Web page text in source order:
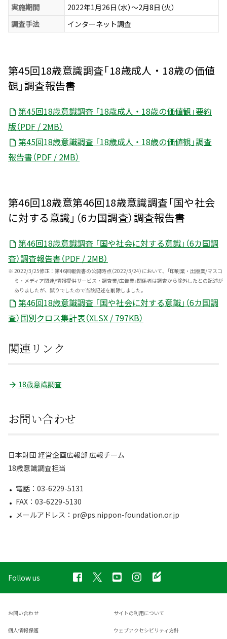
実施期間
2022年1月26日（水）～2月8日（火）
調査手法
インターネット調査
第45回18歳意識調査「18歳成人・18歳の価値
観」調査報告書
第45回18歳意識調査 「18歳成人・18歳の価値観」要約
版（PDF / 2MB）
第45回18歳意識調査 「18歳成人・18歳の価値観」調査
報告書（PDF / 2MB）
第46回18歳意第46回18歳意識調査「国や社会
に対する意識」（6カ国調査）調査報告書
第46回18歳意識調査 「国や社会に対する意識」（6カ国調
査）調査報告書（PDF / 2MB）
※ 2022/3/25修正：第46回報告書の公開時点（2022/3/24）において、「印刷業・出版業/マスコ
ミ・メディア関連/情報提供サービス・調査業/広告業」関係者は調査から除外したとの記述が
ありましたが、誤りでしたので当該記述を削除しました。
第46回18歳意識調査 「国や社会に対する意識」（6カ国調
査）国別クロス集計表（XLSX / 797KB）
関連リンク
18歳意識調査
お問い合わせ
日本財団 経営企画広報部 広報チーム
18歳意識調査担当
電話：03-6229-5131
FAX：03-6229-5130
メールアドレス：pr@ps.nippon-foundation.or.jp
Follow us
お問い合わせ サイトの利用について
個人情報保護 ウェブアクセシビリティ方針